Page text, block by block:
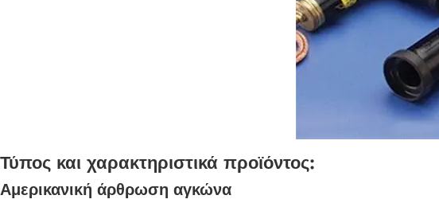
Τύπος και χαρακτηριστικά προϊόντος:
Αμερικανική άρθρωση αγκώνα